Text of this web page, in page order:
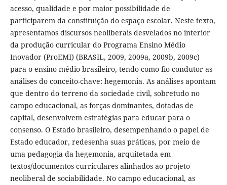
acesso, qualidade e por maior possibilidade de
participarem da constituição do espaço escolar. Neste texto,
apresentamos discursos neoliberais desvelados no interior
da produção curricular do Programa Ensino Médio
Inovador (ProEMI) (BRASIL, 2009, 2009a, 2009b, 2009c)
para o ensino médio brasileiro, tendo como fio condutor as
análises do conceito-chave: hegemonia. As análises apontam
que dentro do terreno da sociedade civil, sobretudo no
campo educacional, as forças dominantes, dotadas de
capital, desenvolvem estratégias para educar para o
consenso. O Estado brasileiro, desempenhando o papel de
Estado educador, redesenha suas práticas, por meio de
uma pedagogia da hegemonia, arquitetada em
textos/documentos curriculares alinhados ao projeto
neoliberal de sociabilidade. No campo educacional, as